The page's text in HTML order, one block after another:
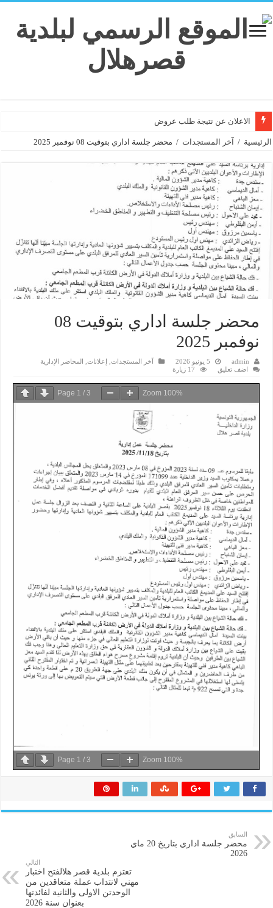
الاعلان عن نتيجة طلب عروض
الرئيسية / آخر المستجدات / محضر جلسة اداري بتوقيت 08 نوفمبر 2025
محضر جلسة اداري بتوقيت 08
نوفمبر 2025
admin 5 يونيو 2026 آخر المستجدات إعلانات المحاضر الإدارية
اضف تعليق
17 زيارة
Page 1 / 3 Zoom 100%
Page 1 / 3 Zoom 100%
السابق
محضر جلسة اداري بتاريخ 20 ماي
2026
التالي
تعتزم بلدية قصر هلالفتح اختبار
مهني لانتداب عملة متعاقدين من
الوحدتن الاولى والثانية لفائدتها
بعنوان سنة 2026